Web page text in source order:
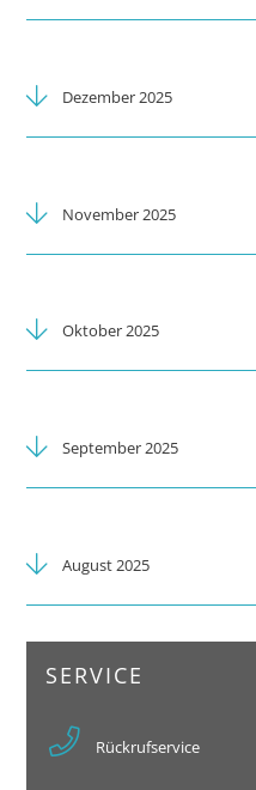
Dezember 2025
November 2025
Oktober 2025
September 2025
August 2025
SERVICE
Rückrufservice